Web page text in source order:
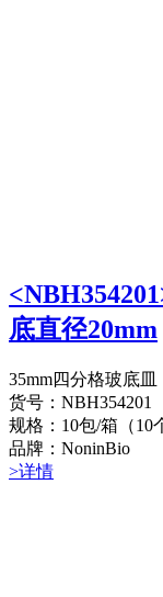
底直径20mm
35mm四分格玻底
货号：NBH354201
规格：10包/箱（10
品牌：NoninBio
>详情